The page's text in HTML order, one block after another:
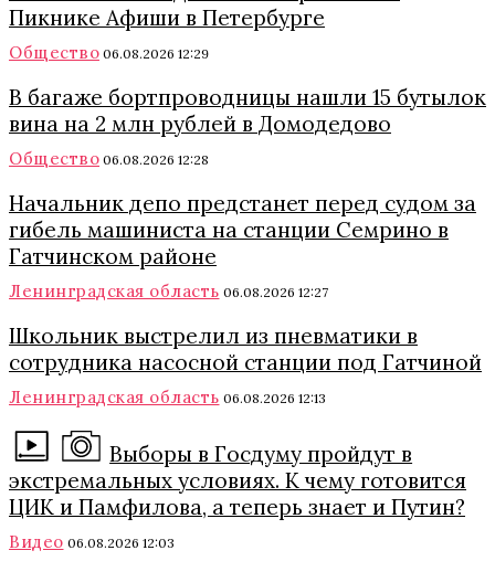
Пикнике Афиши в Петербурге
Общество 06.08.2026 12:29
В багаже бортпроводницы нашли 15 бутылок
вина на 2 млн рублей в Домодедово
Общество 06.08.2026 12:28
Начальник депо предстанет перед судом за
гибель машиниста на станции Семрино в
Гатчинском районе
Ленинградская область 06.08.2026 12:27
Школьник выстрелил из пневматики в
сотрудника насосной станции под Гатчиной
Ленинградская область 06.08.2026 12:13
Выборы в Госдуму пройдут в
экстремальных условиях. К чему готовится
ЦИК и Памфилова, а теперь знает и Путин?
Видео 06.08.2026 12:03